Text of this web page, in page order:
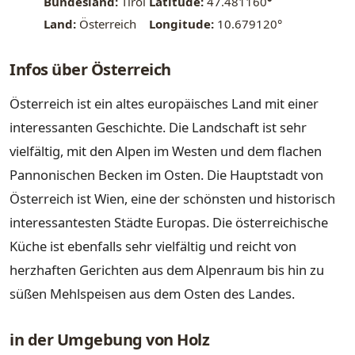
Land: Österreich Longitude: 10.679120°
Infos über Österreich
Österreich ist ein altes europäisches Land mit einer
interessanten Geschichte. Die Landschaft ist sehr
vielfältig, mit den Alpen im Westen und dem flachen
Pannonischen Becken im Osten. Die Hauptstadt von
Österreich ist Wien, eine der schönsten und historisch
interessantesten Städte Europas. Die österreichische
Küche ist ebenfalls sehr vielfältig und reicht von
herzhaften Gerichten aus dem Alpenraum bis hin zu
süßen Mehlspeisen aus dem Osten des Landes.
in der Umgebung von Holz